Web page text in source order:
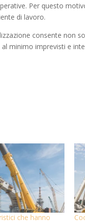
Per questo
di lavoro.
consente non
minimo imprevisti e
che hanno